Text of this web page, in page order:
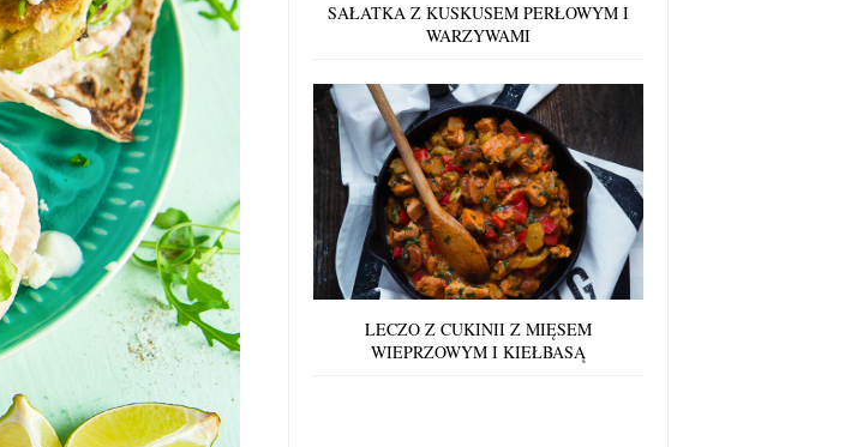
SAŁATKA Z KUSKUSEM PERŁOWYM I
WARZYWAMI
LECZO Z CUKINII Z MIĘSEM
WIEPRZOWYM I KIEŁBASĄ